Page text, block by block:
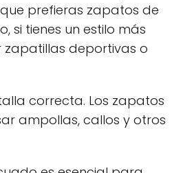
prefieras zapatos de
si tienes un estilo más
deportivas o
correcta. Los zapatos
ampollas, callos y otros